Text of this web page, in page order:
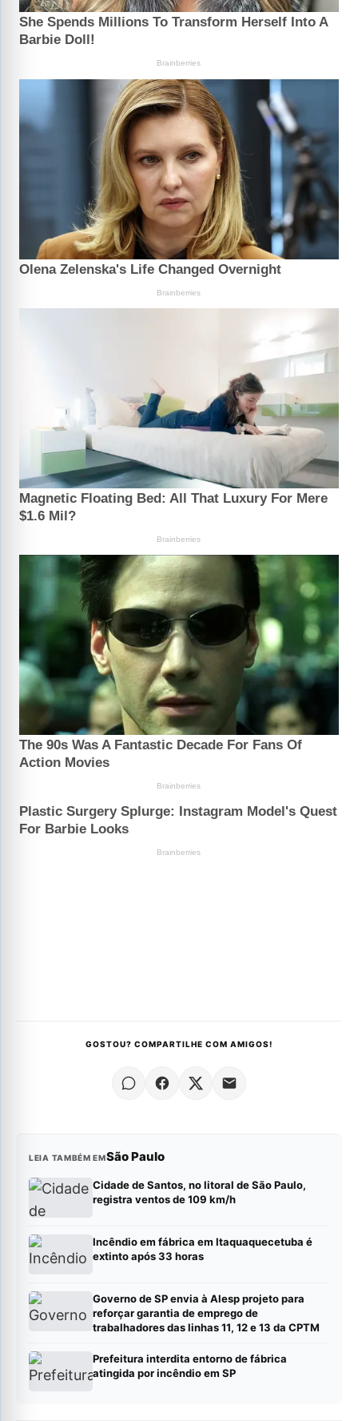
GOSTOU? COMPARTILHE COM AMIGOS!
LEIA TAMBÉM EMSão Paulo
Cidade de Santos, no litoral de São Paulo,
registra ventos de 109 km/h
Incêndio em fábrica em Itaquaquecetuba é
extinto após 33 horas
Governo de SP envia à Alesp projeto para
reforçar garantia de emprego de
trabalhadores das linhas 11, 12 e 13 da CPTM
Prefeitura interdita entorno de fábrica
atingida por incêndio em SP